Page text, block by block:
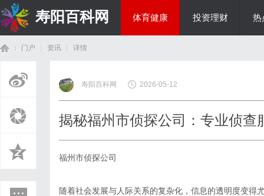
寿阳百科网 体育健康 投资理财 热
门户 资讯
›
详情
寿阳百科网 2026-05-12
揭秘福州市侦探公司：专业侦查
福州市侦探公司
随着社会发展与人际关系的复杂化，信息的透明度变得